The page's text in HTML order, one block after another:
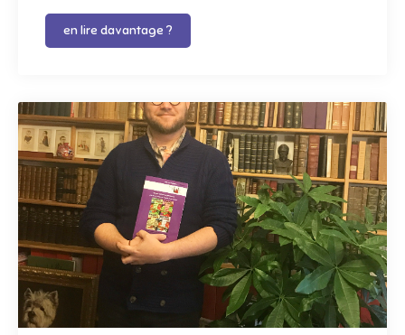
en lire davantage ?